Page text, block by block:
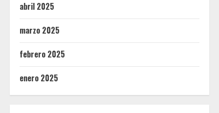
abril 2025
marzo 2025
febrero 2025
enero 2025